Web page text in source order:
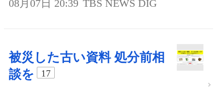
08月07日 20:39 TBS NEWS DIG
被災した古い資料 処分前相
談を
17